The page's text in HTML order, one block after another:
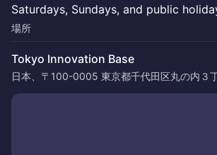
Saturdays, Sundays, and public
場所
Tokyo Innovation Base
日本、〒100-0005 東京都千代田区丸の内３